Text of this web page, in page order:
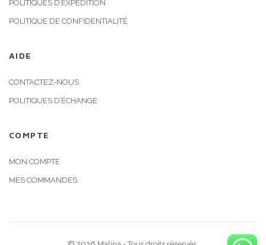
POLITIQUES D’EXPÉDITION
POLITIQUE DE CONFIDENTIALITÉ
AIDE
CONTACTEZ-NOUS
POLITIQUES D’ÉCHANGE
COMPTE
MON COMPTE
MES COMMANDES